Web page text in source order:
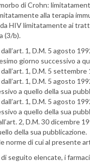
di Crohn:
alla terapia
HIV limitatamente ai
(3/b).
1, D.M. 5 agosto
giorno successivo a
1, D.M. 5
1, D.M. 5 agosto
a quello della sua
1, D.M. 5 agosto
a quello della sua
2, D.M. 30 dicembre
della sua pubblicazione.
norme di cui al presente
di seguito elencate, i